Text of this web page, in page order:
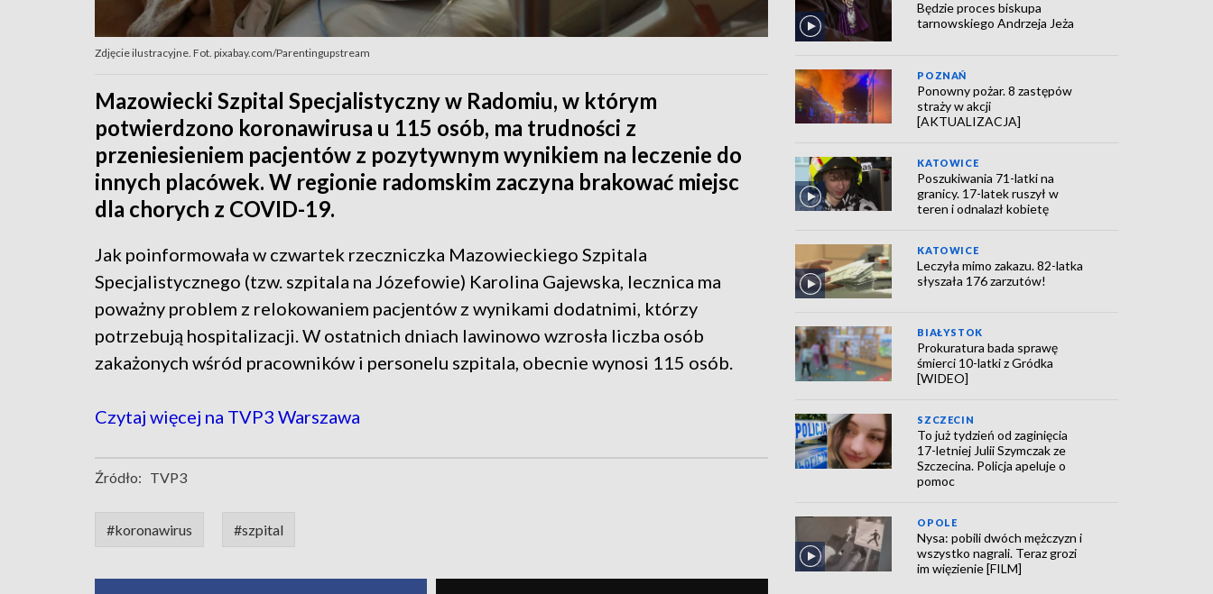
Zdjęcie ilustracyjne. Fot. pixabay.com/Parentingupstream
Mazowiecki Szpital Specjalistyczny w Radomiu, w którym
potwierdzono koronawirusa u 115 osób, ma trudności z
przeniesieniem pacjentów z pozytywnym wynikiem na leczenie do
innych placówek. W regionie radomskim zaczyna brakować miejsc
dla chorych z COVID-19.
Jak poinformowała w czwartek rzeczniczka Mazowieckiego Szpitala
Specjalistycznego (tzw. szpitala na Józefowie) Karolina Gajewska, lecznica ma
poważny problem z relokowaniem pacjentów z wynikami dodatnimi, którzy
potrzebują hospitalizacji. W ostatnich dniach lawinowo wzrosła liczba osób
zakażonych wśród pracowników i personelu szpitala, obecnie wynosi 115 osób.
Czytaj więcej na TVP3 Warszawa
Źródło: TVP3
#koronawirus #szpital
Będzie proces biskupa
tarnowskiego Andrzeja Jeża
POZNAŃ
Ponowny pożar. 8 zastępów
straży w akcji
[AKTUALIZACJA]
KATOWICE
Poszukiwania 71-latki na
granicy. 17-latek ruszył w
teren i odnalazł kobietę
KATOWICE
Leczyła mimo zakazu. 82-latka
słyszała 176 zarzutów!
BIAŁYSTOK
Prokuratura bada sprawę
śmierci 10-latki z Gródka
[WIDEO]
SZCZECIN
To już tydzień od zaginięcia
17-letniej Julii Szymczak ze
Szczecina. Policja apeluje o
pomoc
OPOLE
Nysa: pobili dwóch mężczyzn i
wszystko nagrali. Teraz grozi
im więzienie [FILM]